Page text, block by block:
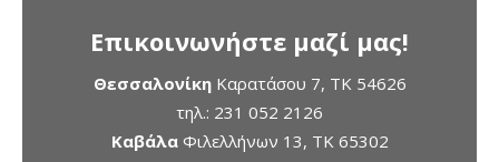
Επικοινωνήστε μαζί μας!
ΘεσσαλονίκηΚαρατάσου 7, TK 54626
τηλ.: 231 052 2126
ΚαβάλαΦιλελλήνων 13, ΤΚ 65302